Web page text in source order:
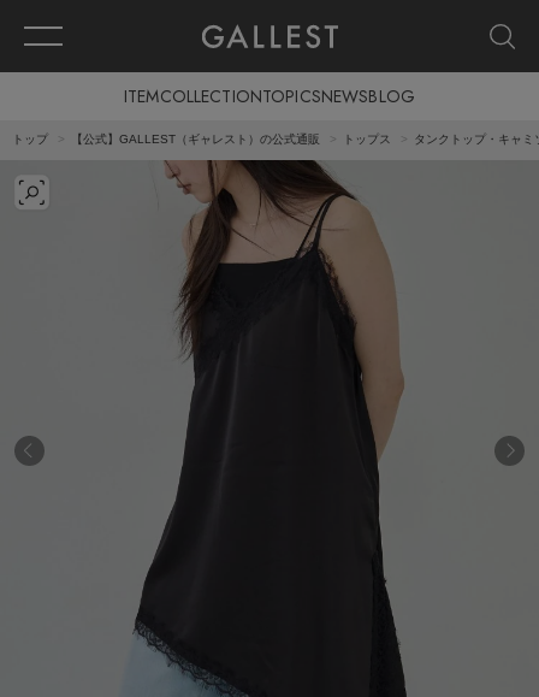
ITEMCOLLECTIONTOPICSNEWSBLOG
トップ 【公式】GALLEST（ギャレスト）の公式通販 トップス タンクトップ・キャミ